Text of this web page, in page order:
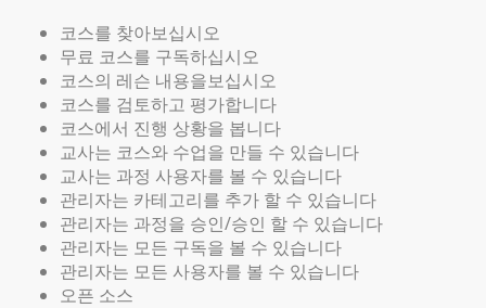
코스를 찾아보십시오
무료 코스를 구독하십시오
코스의 레슨 내용을보십시오
코스를 검토하고 평가합니다
코스에서 진행 상황을 봅니다
교사는 코스와 수업을 만들 수 있습니다
교사는 과정 사용자를 볼 수 있습니다
관리자는 카테고리를 추가 할 수 있습니다
관리자는 과정을 승인/승인 할 수 있습니다
관리자는 모든 구독을 볼 수 있습니다
관리자는 모든 사용자를 볼 수 있습니다
오픈 소스